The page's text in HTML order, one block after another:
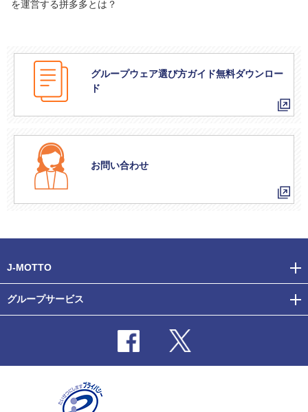
を運営する拼多多とは？
グループウェア選び方ガイド無料ダウンロー
ド
お問い合わせ
J-MOTTO
グループサービス